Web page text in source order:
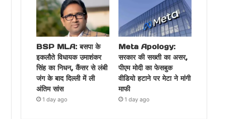
BSP MLA: बसपा के
इकलौते विधायक उमाशंकर
सिंह का निधन, कैंसर से लंबी
जंग के बाद दिल्ली में ली
अंतिम सांस
1 day ago
Meta Apology:
सरकार की सख्ती का असर,
पीएम मोदी का फेसबुक
वीडियो हटाने पर मेटा ने मांगी
माफी
1 day ago